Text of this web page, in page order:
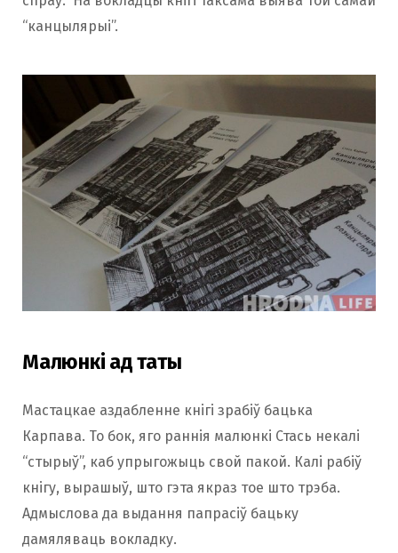
“канцылярыі”.
Малюнкі ад таты
Мастацкае аздабленне кнігі зрабіў бацька
Карпава. То бок, яго раннія малюнкі Стась некалі
“стырыў”, каб упрыгожыць свой пакой. Калі рабіў
кнігу, вырашыў, што гэта якраз тое што трэба.
Адмыслова да выдання папрасіў бацьку
дамяляваць вокладку.